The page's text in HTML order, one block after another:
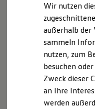
Elektroautos
ID.
Reichweite
Laden
Laden
Laden
Impressum &
Wir nutzen
außerhalb der
sammeln
nutzen, zum
besuchen
Zweck dieser
an Ihre
werden